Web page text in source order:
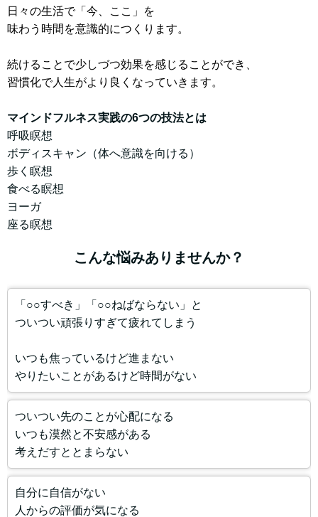
日々の生活で「今、ここ」を
味わう時間を意識的につくります。
続けることで少しづつ効果を感じることができ、
習慣化で人生がより良くなっていきます。
マインドフルネス実践の6つの技法とは
呼吸瞑想
ボディスキャン（体へ意識を向ける）
歩く瞑想
食べる瞑想
ヨーガ
座る瞑想
こんな悩みありませんか？
「○○すべき」「○○ねばならない」と
ついつい頑張りすぎて疲れてしまう
いつも焦っているけど進まない
やりたいことがあるけど時間がない
ついつい先のことが心配になる
いつも漠然と不安感がある
考えだすととまらない
自分に自信がない
人からの評価が気になる